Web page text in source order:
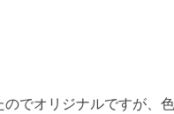
でオリジナルですが、